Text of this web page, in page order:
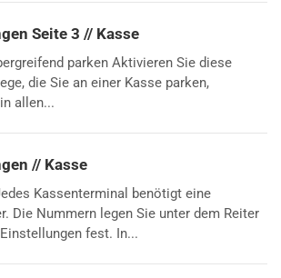
Seite 3 // Kasse
parken Aktivieren Sie diese
die Sie an einer Kasse parken,
allen...
// Kasse
Kassenterminal benötigt eine
Die Nummern legen Sie unter dem Reiter
fest. In...